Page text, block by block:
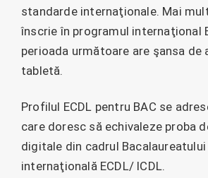
standarde internaţionale. Mai
înscrie în programul internaţional
perioada următoare are şansa de
tabletă.
Profilul ECDL pentru BAC se
care doresc să echivaleze proba
digitale din cadrul
internaţională ECDL/ ICDL.